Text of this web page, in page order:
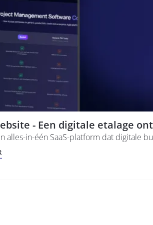
- Een digitale etalage
alles-in-één SaaS-platform dat digitale